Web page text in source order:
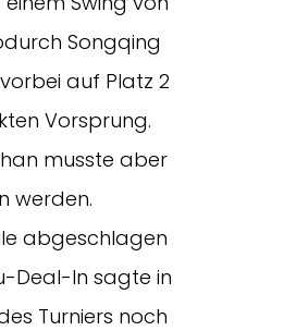
Songqing
auf Platz 2
Vorsprung.
musste aber
werden.
abgeschlagen
Deal-In sagte in
Turniers noch